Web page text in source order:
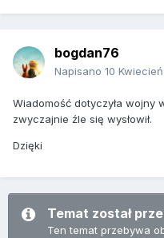
bogdan76
Napisano 10
Wiadomość dotyczyła wojny
zwyczajnie źle się wysłowił.
Dzięki
Temat został
Ten temat przebywa